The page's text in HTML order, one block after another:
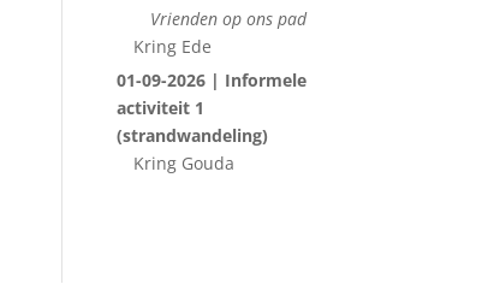
Vrienden op ons pad
Kring Ede
01-09-2026 | Informele
activiteit 1
(strandwandeling)
Kring Gouda